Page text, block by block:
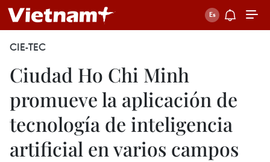
CIE-TEC
Ciudad Ho Chi Minh
promueve la aplicación de
tecnología de inteligencia
artificial en varios campos